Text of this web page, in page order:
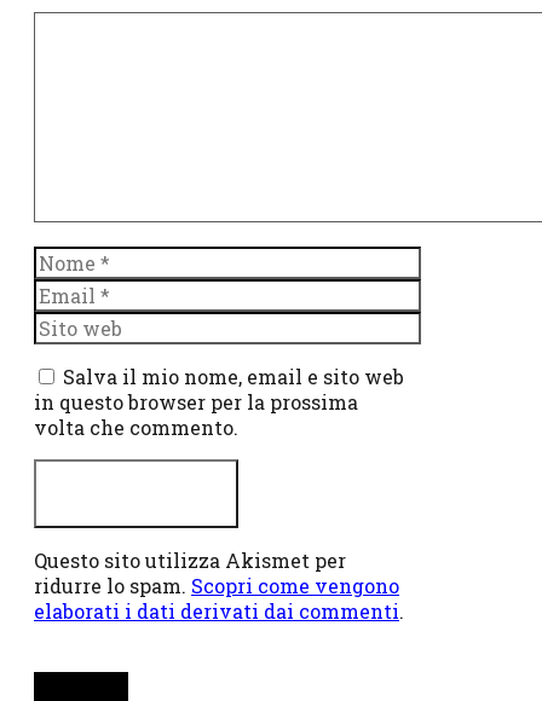
Nome
Email
Sito
web
Salva il mio nome, email e sito web
in questo browser per la prossima
volta che commento.
Questo sito utilizza Akismet per
ridurre lo spam. Scopri come vengono
elaborati i dati derivati dai commenti.